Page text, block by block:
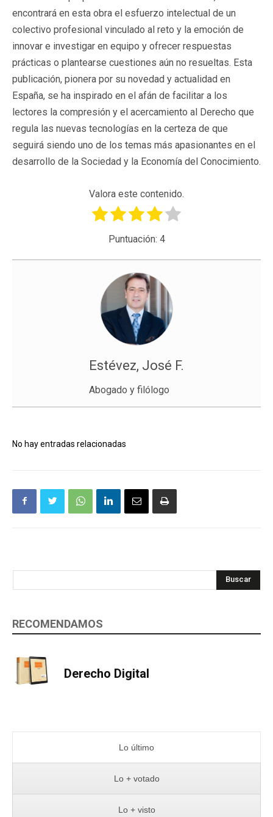
encontrará en esta obra el esfuerzo intelectual de un
colectivo profesional vinculado al reto y la emoción de
innovar e investigar en equipo y ofrecer respuestas
prácticas o plantearse cuestiones aún no resueltas. Esta
publicación, pionera por su novedad y actualidad en
España, se ha inspirado en el afán de facilitar a los
lectores la compresión y el acercamiento al Derecho que
regula las nuevas tecnologías en la certeza de que
seguirá siendo uno de los temas más apasionantes en el
desarrollo de la Sociedad y la Economía del Conocimiento.
Valora este contenido.
Puntuación: 4
Estévez, José F.
Abogado y filólogo
No hay entradas relacionadas
Buscar
RECOMENDAMOS
Derecho Digital
Lo último
Lo + votado
Lo + visto